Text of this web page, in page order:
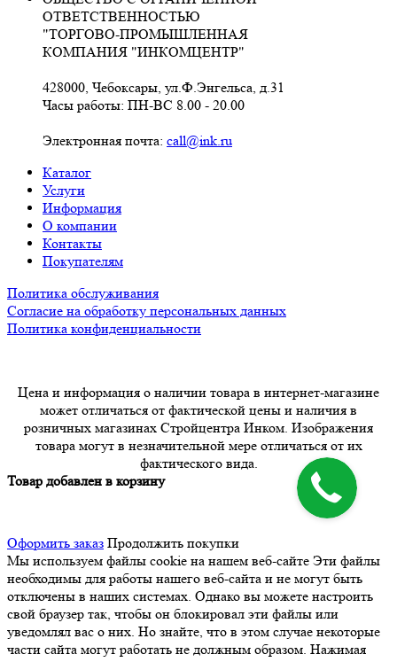
ОТВЕТСТВЕННОСТЬЮ
"ТОРГОВО-ПРОМЫШЛЕННАЯ
КОМПАНИЯ "ИНКОМЦЕНТР"
428000, Чебоксары, ул.Ф.Энгельса, д.31
Часы работы: ПН-ВС 8.00 - 20.00
Электронная почта: call@ink.ru
Каталог
Услуги
Информация
О компании
Контакты
Покупателям
Политика обслуживания
Согласие на обработку персональных данных
Политика конфиденциальности
Цена и информация о наличии товара в интернет-магазине
может отличаться от фактической цены и наличия в
розничных магазинах Стройцентра Инком. Изображения
товара могут в незначительной мере отличаться от их
фактического вида.
Товар добавлен в корзину
Оформить заказ Продолжить покупки
Мы используем файлы cookie на нашем веб-сайте Эти файлы
необходимы для работы нашего веб-сайта и не могут быть
отключены в наших системах. Однако вы можете настроить
свой браузер так, чтобы он блокировал эти файлы или
уведомлял вас о них. Но знайте, что в этом случае некоторые
части сайта могут работать не должным образом. Нажимая